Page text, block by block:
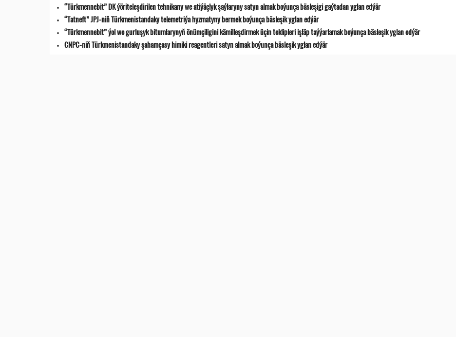
“Türkmennebit” DK ýöriteleşdirilen tehnikany we atiýäçlyk şaýlaryny satyn almak boýunça bäsleşigi gaýtadan yglan edýär
“Tatneft” JPJ-niň Türkmenistandaky telemetriýa hyzmatyny bermek boýunça bäsleşik yglan edýär
“Türkmennebit” ýol we gurluşyk bitumlarynyň önümçiligini kämilleşdirmek üçin teklipleri işläp taýýarlamak boýunça bäsleşik yglan edýär
CNPC-niň Türkmenistandaky şahamçasy himiki reagentleri satyn almak boýunça bäsleşik yglan edýär